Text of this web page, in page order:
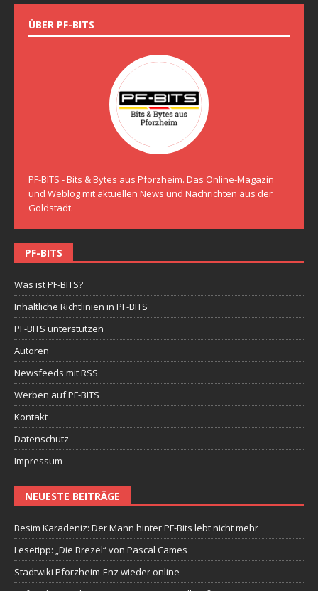
ÜBER PF-BITS
PF-BITS - Bits & Bytes aus Pforzheim. Das Online-Magazin
und Weblog mit aktuellen News und Nachrichten aus der
Goldstadt.
PF-BITS
Was ist PF-BITS?
Inhaltliche Richtlinien in PF-BITS
PF-BITS unterstützen
Autoren
Newsfeeds mit RSS
Werben auf PF-BITS
Kontakt
Datenschutz
Impressum
NEUESTE BEITRÄGE
Besim Karadeniz: Der Mann hinter PF-Bits lebt nicht mehr
Lesetipp: „Die Brezel“ von Pascal Cames
Stadtwiki Pforzheim-Enz wieder online